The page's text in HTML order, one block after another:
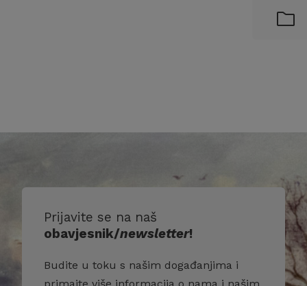
Prijavite se na naš
obavjesnik/newsletter!
Budite u toku s našim događanjima i